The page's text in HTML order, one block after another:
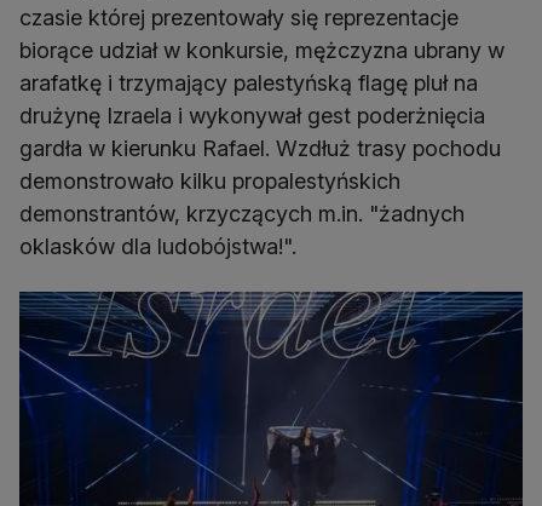
czasie której prezentowały się reprezentacje
biorące udział w konkursie, mężczyzna ubrany w
arafatkę i trzymający palestyńską flagę pluł na
drużynę Izraela i wykonywał gest poderżnięcia
gardła w kierunku Rafael. Wzdłuż trasy pochodu
demonstrowało kilku propalestyńskich
demonstrantów, krzyczących m.in. "żadnych
oklasków dla ludobójstwa!".